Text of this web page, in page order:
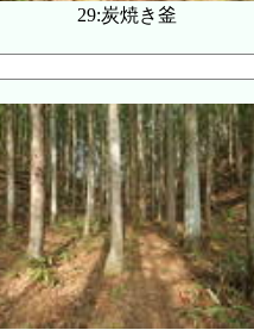
29:炭焼き釜